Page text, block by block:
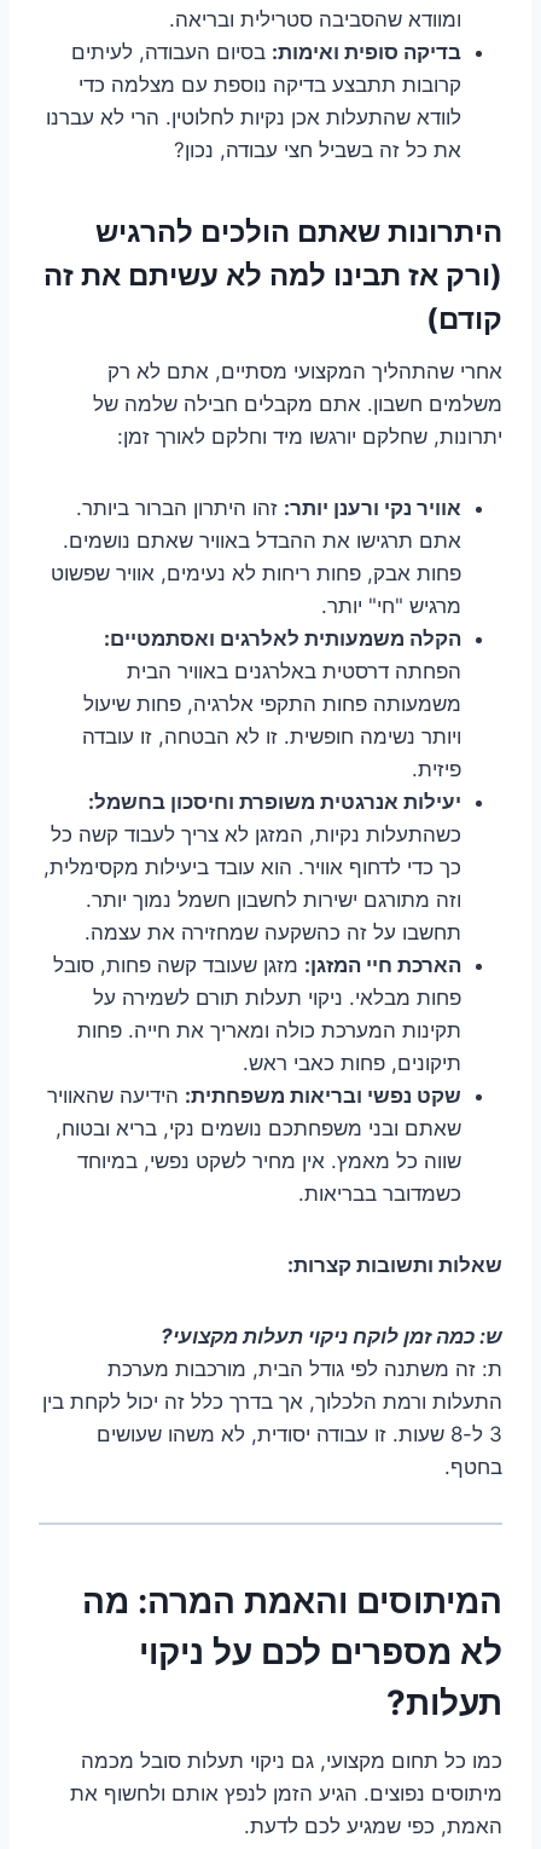
ומוודא שהסביבה סטרילית ובריאה.
בדיקה סופית ואימות: בסיום העבודה, לעיתים
קרובות תתבצע בדיקה נוספת עם מצלמה כדי
לוודא שהתעלות אכן נקיות לחלוטין. הרי לא עברנו
את כל זה בשביל חצי עבודה, נכון?
היתרונות שאתם הולכים להרגיש
(ורק אז תבינו למה לא עשיתם את זה
קודם)
אחרי שהתהליך המקצועי מסתיים, אתם לא רק
משלמים חשבון. אתם מקבלים חבילה שלמה של
יתרונות, שחלקם יורגשו מיד וחלקם לאורך זמן:
אוויר נקי ורענן יותר: זהו היתרון הברור ביותר.
אתם תרגישו את ההבדל באוויר שאתם נושמים.
פחות אבק, פחות ריחות לא נעימים, אוויר שפשוט
מרגיש "חי" יותר.
הקלה משמעותית לאלרגים ואסתמטיים:
הפחתה דרסטית באלרגנים באוויר הבית
משמעותה פחות התקפי אלרגיה, פחות שיעול
ויותר נשימה חופשית. זו לא הבטחה, זו עובדה
פיזית.
יעילות אנרגטית משופרת וחיסכון בחשמל:
כשהתעלות נקיות, המזגן לא צריך לעבוד קשה כל
כך כדי לדחוף אוויר. הוא עובד ביעילות מקסימלית,
וזה מתורגם ישירות לחשבון חשמל נמוך יותר.
תחשבו על זה כהשקעה שמחזירה את עצמה.
הארכת חיי המזגן: מזגן שעובד קשה פחות, סובל
פחות מבלאי. ניקוי תעלות תורם לשמירה על
תקינות המערכת כולה ומאריך את חייה. פחות
תיקונים, פחות כאבי ראש.
שקט נפשי ובריאות משפחתית: הידיעה שהאוויר
שאתם ובני משפחתכם נושמים נקי, בריא ובטוח,
שווה כל מאמץ. אין מחיר לשקט נפשי, במיוחד
כשמדובר בבריאות.
שאלות ותשובות קצרות:
ש: כמה זמן לוקח ניקוי תעלות מקצועי?
ת: זה משתנה לפי גודל הבית, מורכבות מערכת
התעלות ורמת הלכלוך, אך בדרך כלל זה יכול לקחת בין
3 ל-8 שעות. זו עבודה יסודית, לא משהו שעושים
בחטף.
המיתוסים והאמת המרה: מה
לא מספרים לכם על ניקוי
תעלות?
כמו כל תחום מקצועי, גם ניקוי תעלות סובל מכמה
מיתוסים נפוצים. הגיע הזמן לנפץ אותם ולחשוף את
האמת, כפי שמגיע לכם לדעת.